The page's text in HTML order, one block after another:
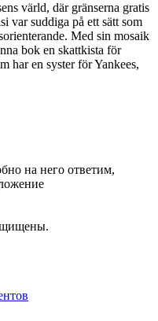
värld, där gränserna gratis
var suddiga på ett sätt som
Med sin mosaik
bok en skattkista för
har en syster för Yankees,
на него ответим,